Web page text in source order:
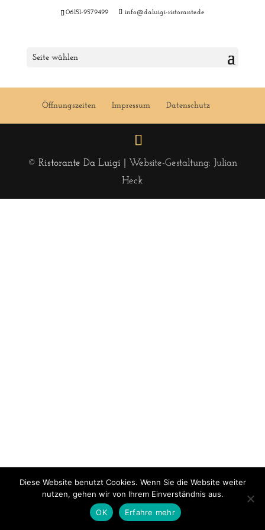
06151-9579499 info@daluigi-ristorante.de
Seite wählen
Öffnungszeiten Impressum Datenschutz
© Ristorante Da Luigi |
Website-Gestaltung: Julian
Heck
Diese Website benutzt Cookies. Wenn Sie die Website weiter
nutzen, gehen wir von Ihrem Einverständnis aus.
OK
Erfahre mehr